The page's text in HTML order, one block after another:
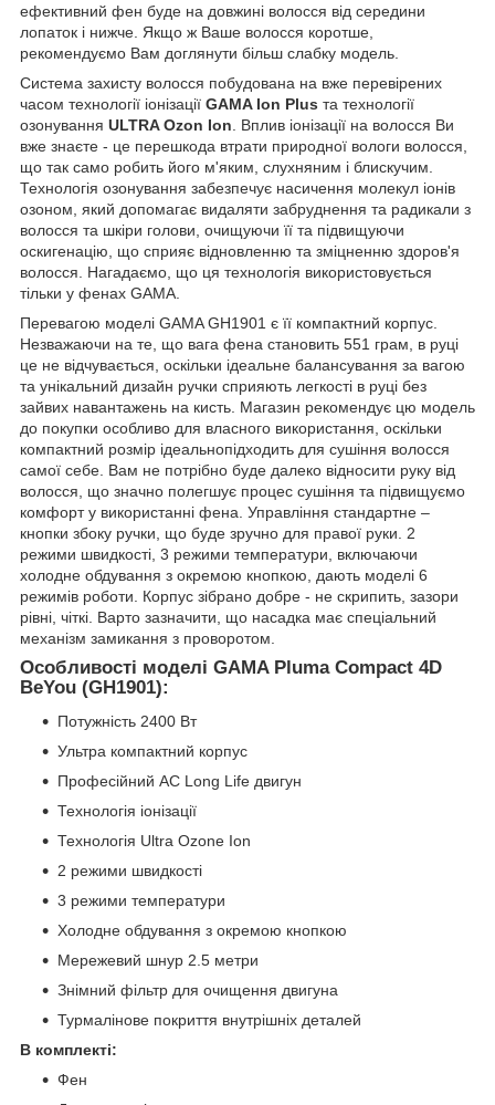
ефективний фен буде на довжині волосся від середини
лопаток і нижче. Якщо ж Ваше волосся коротше,
рекомендуємо Вам доглянути більш слабку модель.
Система захисту волосся побудована на вже перевірених
часом технології іонізації GAMA Ion Plus та технології
озонування ULTRA Ozon Ion . Вплив іонізації на волосся Ви
вже знаєте - це перешкода втрати природної вологи волосся,
що так само робить його м'яким, слухняним і блискучим.
Технологія озонування забезпечує насичення молекул іонів
озоном, який допомагає видаляти забруднення та радикали з
волосся та шкіри голови, очищуючи її та підвищуючи
оскигенацію, що сприяє відновленню та зміцненню здоров'я
волосся. Нагадаємо, що ця технологія використовується
тільки у фенах GAMA.
Перевагою моделі GAMA GH1901 є її компактний корпус.
Незважаючи на те, що вага фена становить 551 грам, в руці
це не відчувається, оскільки ідеальне балансування за вагою
та унікальний дизайн ручки сприяють легкості в руці без
зайвих навантажень на кисть. Магазин рекомендує цю модель
до покупки особливо для власного використання, оскільки
компактний розмір ідеальнопідходить для сушіння волосся
самої себе. Вам не потрібно буде далеко відносити руку від
волосся, що значно полегшує процес сушіння та підвищуємо
комфорт у використанні фена. Управління стандартне –
кнопки збоку ручки, що буде зручно для правої руки. 2
режими швидкості, 3 режими температури, включаючи
холодне обдування з окремою кнопкою, дають моделі 6
режимів роботи. Корпус зібрано добре - не скрипить, зазори
рівні, чіткі. Варто зазначити, що насадка має спеціальний
механізм замикання з проворотом.
Особливості моделі GAMA Pluma Compact 4D
BeYou (GH1901):
Потужність 2400 Вт
Ультра компактний корпус
Професійний AC Long Life двигун
Технологія іонізації
Технологія Ultra Ozone Ion
2 режими швидкості
3 режими температури
Холодне обдування з окремою кнопкою
Мережевий шнур 2.5 метри
Знімний фільтр для очищення двигуна
Турмалінове покриття внутрішніх деталей
В комплекті:
Фен